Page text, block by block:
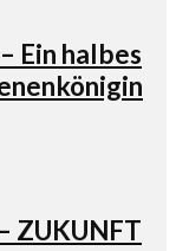
Ein halbes
ZUKUNFT